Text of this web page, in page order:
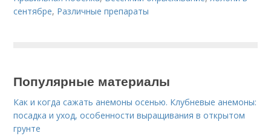
сентябре, Различные препараты
Популярные материалы
Как и когда сажать анемоны осенью. Клубневые анемоны:
посадка и уход, особенности выращивания в открытом
грунте